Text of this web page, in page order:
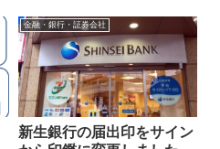
金融・銀行・証券会社
新生銀行の届出印をサイン